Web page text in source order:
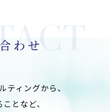
。
す。
および仕組みの継続的
わせ
ティングから、
となど、